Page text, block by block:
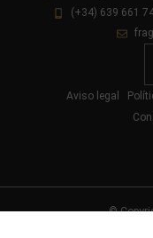
(+34) 639 661
Aviso legal
©